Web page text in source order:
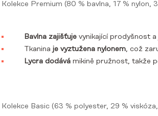
Kolekce Premium (80 % bavlna, 17 %
Bavlna zajišťuje vynikající prodyšnost
Tkanina je vyztužena nylonem, což
Lycra dodává mikině pružnost, takže
Kolekce Basic (63 % polyester, 29 %